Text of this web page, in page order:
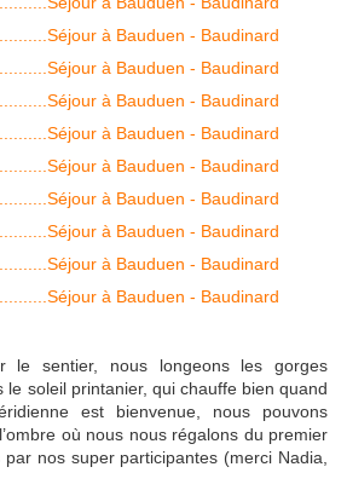
le sentier, nous longeons les gorges
le soleil printanier, qui chauffe bien quand
est bienvenue, nous pouvons
où nous nous régalons du premier
nos super participantes (merci Nadia,